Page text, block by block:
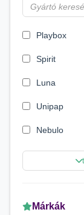
Playbox
Spirit
Luna
Unipap
Nebulo
Magic Toys
LENA
Márkák